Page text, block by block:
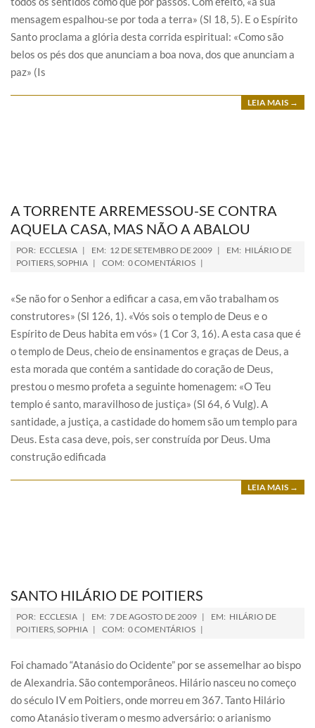
mensagem espalhou-se por toda a terra» (Sl 18, 5). E o Espírito
Santo proclama a glória desta corrida espiritual: «Como são
belos os pés dos que anunciam a boa nova, dos que anunciam a
paz» (Is
LEIA MAIS →
A TORRENTE ARREMESSOU-SE CONTRA
AQUELA CASA, MAS NÃO A ABALOU
POR: ECCLESIA EM: 12 DE SETEMBRO DE 2009 EM: HILÁRIO DE
POITIERS, SOPHIA COM: 0 COMENTÁRIOS
«Se não for o Senhor a edificar a casa, em vão trabalham os
construtores» (Sl 126, 1). «Vós sois o templo de Deus e o
Espírito de Deus habita em vós» (1 Cor 3, 16). A esta casa que é
o templo de Deus, cheio de ensinamentos e graças de Deus, a
esta morada que contém a santidade do coração de Deus,
prestou o mesmo profeta a seguinte homenagem: «O Teu
templo é santo, maravilhoso de justiça» (Sl 64, 6 Vulg). A
santidade, a justiça, a castidade do homem são um templo para
Deus. Esta casa deve, pois, ser construída por Deus. Uma
construção edificada
LEIA MAIS →
SANTO HILÁRIO DE POITIERS
POR: ECCLESIA EM: 7 DE AGOSTO DE 2009 EM: HILÁRIO DE
POITIERS, SOPHIA COM: 0 COMENTÁRIOS
Foi chamado “Atanásio do Ocidente” por se assemelhar ao bispo
de Alexandria. São contemporâneos. Hilário nasceu no começo
do século IV em Poitiers, onde morreu em 367. Tanto Hilário
como Atanásio tiveram o mesmo adversário: o arianismo